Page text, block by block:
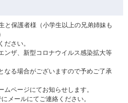
と保護者様（小学生以上の兄弟姉妹も
さい。
ンザ、新型コロナウイルス感染拡大等
る場合がございますので予めご了承
ページにてお知らせします。
メールにてご連絡ください。